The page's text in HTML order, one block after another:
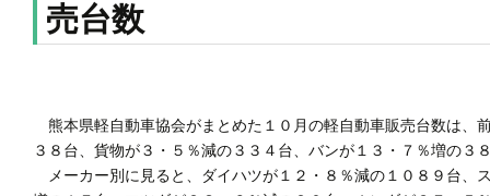
売台数
熊本県軽自動車協会がまとめた１０月の軽自動車販売台数は、
３８台、貨物が３・５％減の３３４台、バンが１３・７％増の３
メーカー別に見ると、ダイハツが１２・８％減の１０８９台、